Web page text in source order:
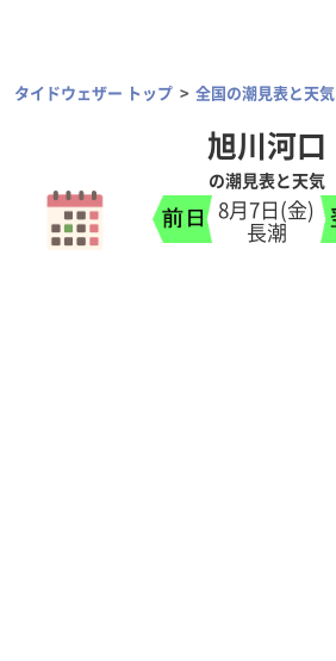
タイドウェザー トップ 全国の潮見表と天気
旭川河口
の潮見表と天気
8月7日(金)
長潮